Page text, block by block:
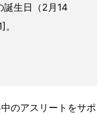
誕生日（2月14
のアスリートをサポ